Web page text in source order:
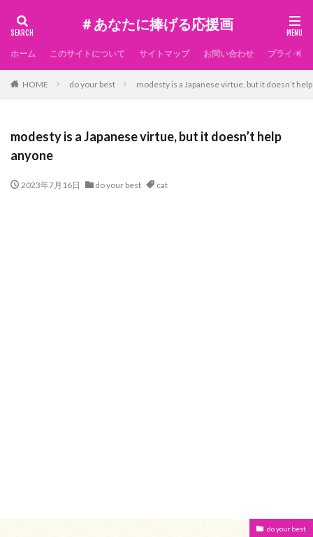
＃あなたに捧げる応援画
ホーム このサイトについて サイトマップ お問い合わせ プライベー
HOME do your best modesty is a Japanese virtue, but it doesn’t
modesty is a Japanese virtue, but it doesn’t help
anyone
2023年7月16日 do your best cat
do your best